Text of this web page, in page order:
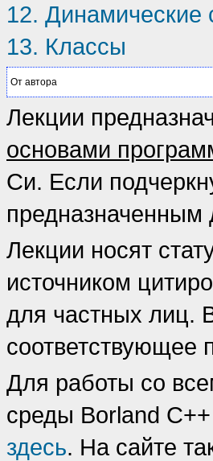
12. Динамические
13. Классы
От автора
Лекции
основами
Си. Если
Лекции носят
источником
для частных лиц.
соответствующее
Для работы со
среды Вorland
здесь. На сайте